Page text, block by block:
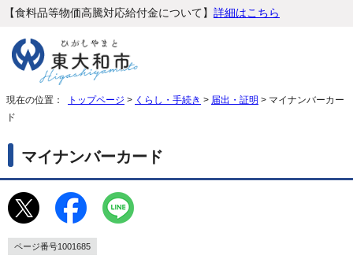
【食料品等物価高騰対応給付金について】 詳細はこちら
現在の位置： トップページ > くらし・手続き > 届出・証明 > マイナンバーカー
ド
マイナンバーカード
ページ番号1001685